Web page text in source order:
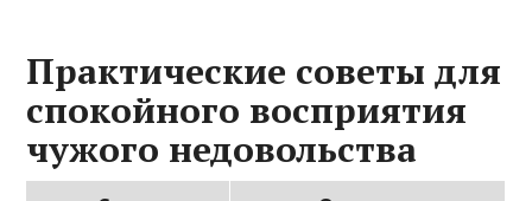
Практические советы для
спокойного восприятия
чужого недовольства